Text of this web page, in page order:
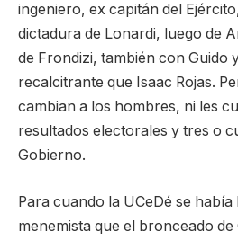
ingeniero, ex capitán del
dictadura de Lonardi, luego de
de Frondizi, también con Guido
recalcitrante que Isaac Rojas.
cambian a los hombres, ni les
resultados electorales y tres o
Gobierno.
Para cuando la UCeDé se había
menemista que el bronceado